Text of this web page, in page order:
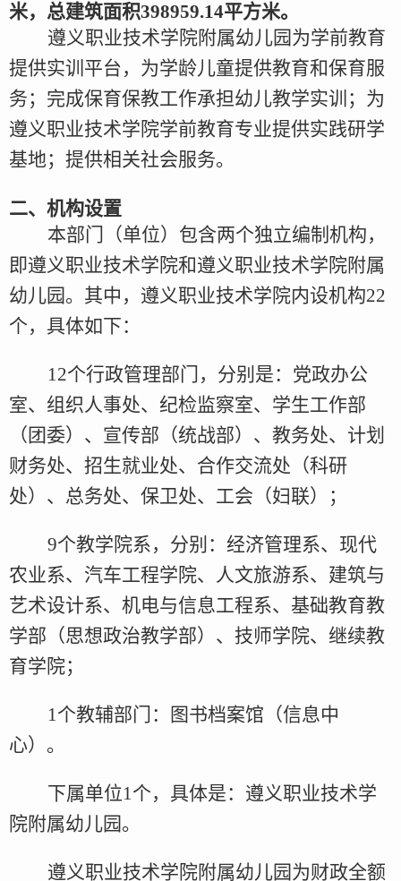
米，总建筑面积398959.14平方米。
遵义职业技术学院附属幼儿园为学前教育
提供实训平台，为学龄儿童提供教育和保育服
务；完成保育保教工作承担幼儿教学实训；为
遵义职业技术学院学前教育专业提供实践研学
基地；提供相关社会服务。
二、机构设置
本部门（单位）包含两个独立编制机构，
即遵义职业技术学院和遵义职业技术学院附属
幼儿园。其中，遵义职业技术学院内设机构22
个，具体如下：
12个行政管理部门，分别是：党政办公
室、组织人事处、纪检监察室、学生工作部
（团委）、宣传部（统战部）、教务处、计划
财务处、招生就业处、合作交流处（科研
处）、总务处、保卫处、工会（妇联）；
9个教学院系，分别：经济管理系、现代
农业系、汽车工程学院、人文旅游系、建筑与
艺术设计系、机电与信息工程系、基础教育教
学部（思想政治教学部）、技师学院、继续教
育学院；
1个教辅部门：图书档案馆（信息中
心）。
下属单位1个，具体是：遵义职业技术学
院附属幼儿园。
遵义职业技术学院附属幼儿园为财政全额